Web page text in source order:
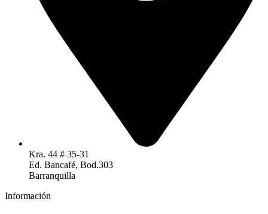
Kra. 44 # 35-31
Ed. Bancafé, Bod.303
Barranquilla
Información